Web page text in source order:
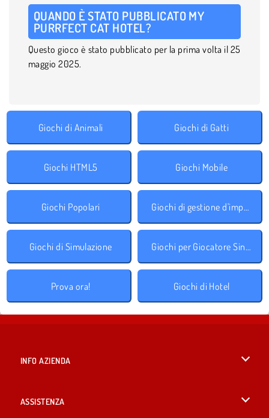
QUANDO È STATO PUBBLICATO MY
PURRFECT CAT HOTEL?
Questo gioco è stato pubblicato per la prima volta il 25
maggio 2025.
Giochi di Animali Giochi di Gatti
Giochi HTML5 Giochi Mobile
Giochi Popolari Giochi di gestione d'impresa
Giochi di Simulazione Giochi per Giocatore Singolo
Prova ora! Giochi di Hotel
INFO AZIENDA
ASSISTENZA